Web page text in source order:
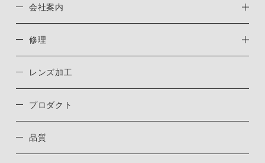
会社案内
修理
レンズ加工
プロダクト
品質